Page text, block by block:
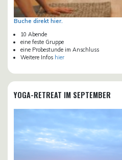
Buche direkt hier.
10 Abende
eine feste Gruppe
eine Probestunde im Anschluss
Weitere Infos hier
YOGA-RETREAT IM SEPTEMBER